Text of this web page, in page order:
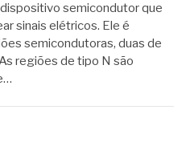
semicondutor que
sinais elétricos. Ele é
semicondutoras, duas de
regiões de tipo N são